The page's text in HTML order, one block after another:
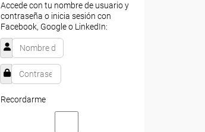
Accede con tu nombre de usuario y
contraseña o inicia sesión con
Facebook, Google o LinkedIn:
Recordarme